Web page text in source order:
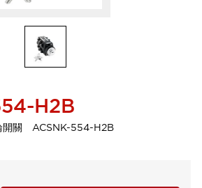
H2B
關 ACSNK-554-H2B